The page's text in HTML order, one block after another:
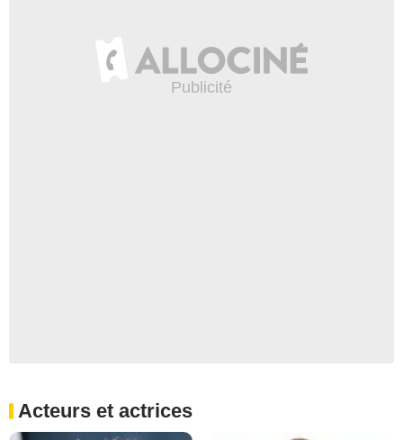
Acteurs et actrices